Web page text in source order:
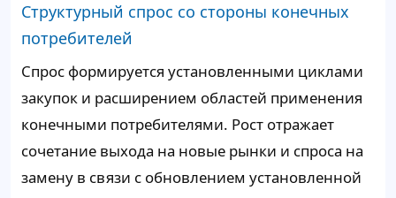
Структурный спрос со стороны конечных
потребителей
Спрос формируется установленными циклами
закупок и расширением областей применения
конечными потребителями. Рост отражает
сочетание выхода на новые рынки и спроса на
замену в связи с обновлением установленной